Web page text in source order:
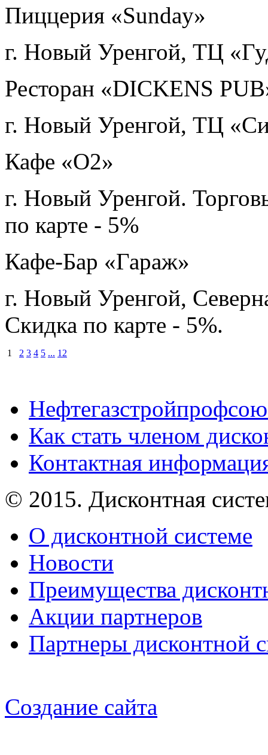
Пиццерия «Sunday»
г. Новый Уренгой, ТЦ
Ресторан «DICKENS
г. Новый Уренгой, ТЦ
Кафе «О2»
г. Новый Уренгой.
по карте - 5%
Кафе-Бар «Гараж»
г. Новый Уренгой,
Скидка по карте - 5%.
1 2 3 4 5 ... 12
Как стать членом
Контактная
© 2015. Дисконтная
О дисконтной системе
Новости
Преимущества
Акции партнеров
Партнеры дисконтной
Создание сайта